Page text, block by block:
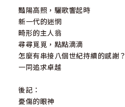
豔陽高照，驪歌響起時
新一代的迷惘
畸形的主人翁
尋尋覓覓，點點滴滴
怎麼有串接八個世紀持續的感謝？
一同追求卓越
後記：
憂傷的眼神